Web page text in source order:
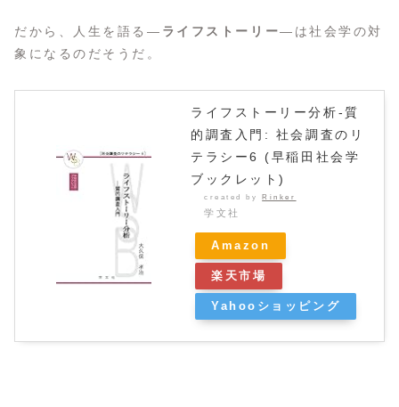
だから、人生を語る― ライフストーリー―は社会学の対
象になるのだそうだ。
ライフストーリー分析-質
的調査入門: 社会調査のリ
テラシー6 (早稲田社会学
ブックレット)
created byRinker
学文社
Amazon
楽天市場
Yahooショッピング